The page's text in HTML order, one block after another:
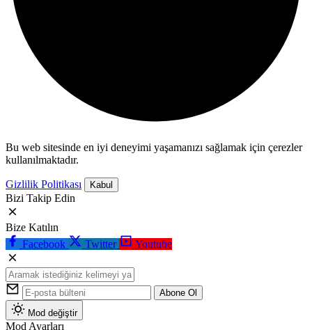
Bu web sitesinde en iyi deneyimi yaşamanızı sağlamak için çerezler
kullanılmaktadır.
Gizlilik Politikası Kabul
Bizi Takip Edin
Bize Katılın
Facebook
Twitter Youtube
Abone Ol
Mod değiştir
Mod Ayarları